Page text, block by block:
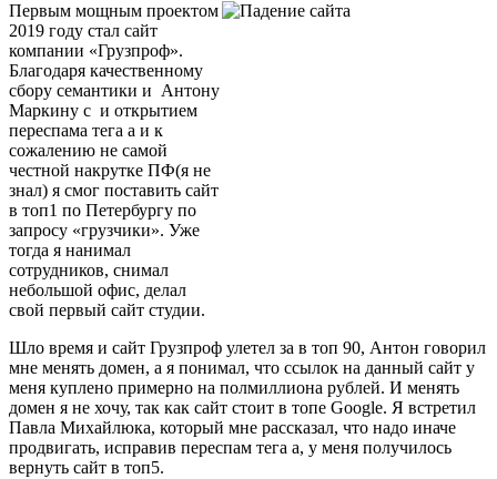
Первым мощным проектом
2019 году стал сайт
компании «Грузпроф».
Благодаря качественному
сбору семантики и Антону
Маркину с и открытием
переспама тега а и к
сожалению не самой
честной накрутке ПФ(я не
знал) я смог поставить сайт
в топ1 по Петербургу по
запросу «грузчики». Уже
тогда я нанимал
сотрудников, снимал
небольшой офис, делал
свой первый сайт студии.
Шло время и сайт Грузпроф улетел за в топ 90, Антон говорил
мне менять домен, а я понимал, что ссылок на данный сайт у
меня куплено примерно на полмиллиона рублей. И менять
домен я не хочу, так как сайт стоит в топе Google. Я встретил
Павла Михайлюка, который мне рассказал, что надо иначе
продвигать, исправив переспам тега а, у меня получилось
вернуть сайт в топ5.